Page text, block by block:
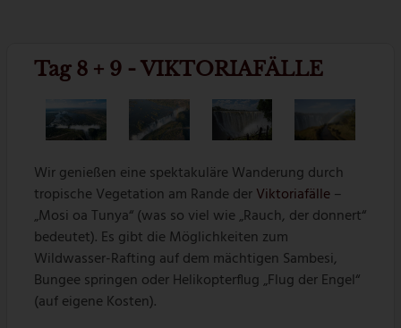
Tag 8 + 9 - VIKTORIAFÄLLE
Wir genießen eine spektakuläre Wanderung durch
tropische Vegetation am Rande derViktoriafälle–
„Mosi oa Tunya“ (was so viel wie „Rauch, der donnert“
bedeutet). Es gibt die Möglichkeiten zum
Wildwasser-Rafting auf dem mächtigen Sambesi,
Bungee springen oder Helikopterflug „Flug der Engel“
(auf eigene Kosten).